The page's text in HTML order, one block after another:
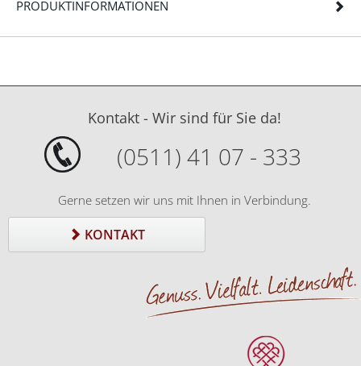
PRODUKTINFORMATIONEN
Kontakt - Wir sind für Sie da!
(0511) 41 07 - 333
Gerne setzen wir uns mit Ihnen in Verbindung.
KONTAKT